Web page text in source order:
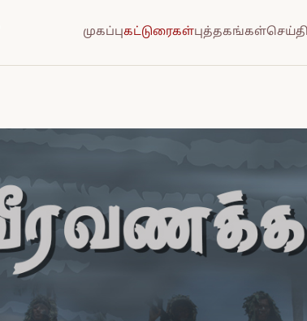
முகப்புகட்டுரைகள்புத்தகங்கள்